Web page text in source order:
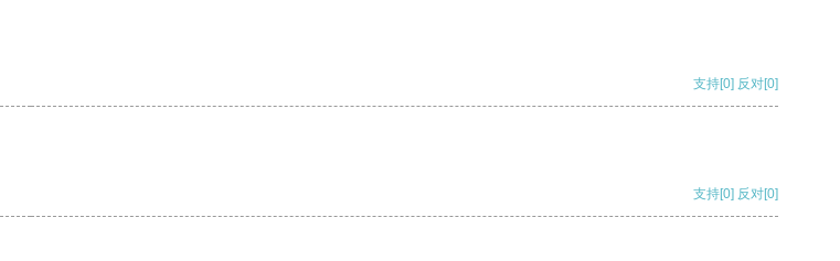
支持[0] 反对[0]
支持[0] 反对[0]